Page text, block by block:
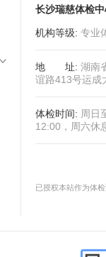
长沙瑞慈体检
机构等级: 专业
地址: 湖南
谊路413号运成
体检时间: 周日
12:00，周六休
已授权本站作为体